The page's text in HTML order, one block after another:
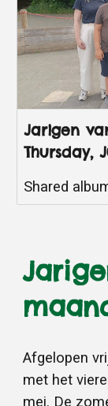
Jarigen
Thursday,
Shared
Afgelopen
met het
mei. De